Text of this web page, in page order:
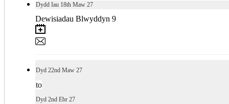
Dydd Iau 18th Maw 27
Dewisiadau Blwyddyn 9
Dyd 22nd Maw 27
to
Dyd 2nd Ebr 27